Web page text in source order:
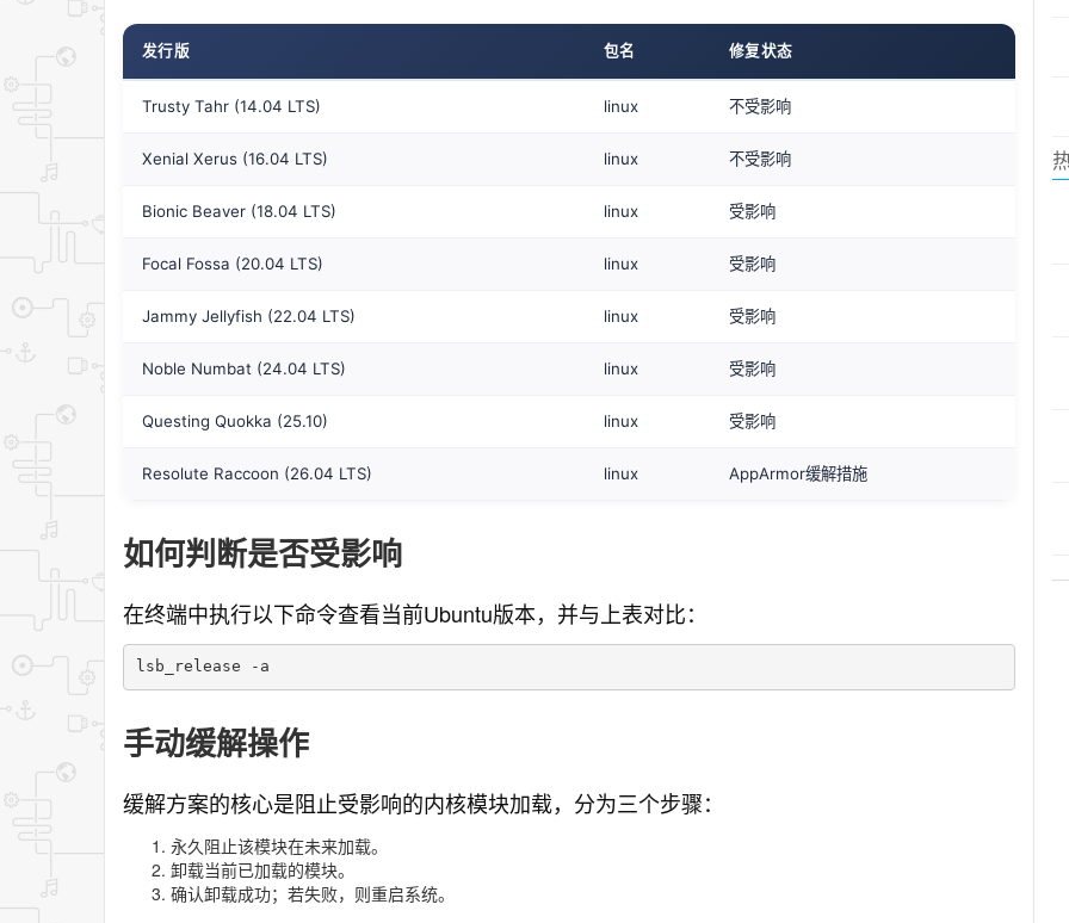
发行版 包名 修复状态
Trusty Tahr (14.04 LTS) linux 不受影响
Xenial Xerus (16.04 LTS) linux 不受影响
Bionic Beaver (18.04 LTS) linux 受影响
Focal Fossa (20.04 LTS) linux 受影响
Jammy Jellyfish (22.04 LTS) linux 受影响
Noble Numbat (24.04 LTS) linux 受影响
Questing Quokka (25.10) linux 受影响
Resolute Raccoon (26.04 LTS) linux AppArmor缓解措施
如何判断是否受影响
在终端中执行以下命令查看当前Ubuntu版本，并与上表对比：
lsb_release -a
手动缓解操作
缓解方案的核心是阻止受影响的内核模块加载，分为三个步骤：
永久阻止该模块在未来加载。
卸载当前已加载的模块。
确认卸载成功；若失败，则重启系统。